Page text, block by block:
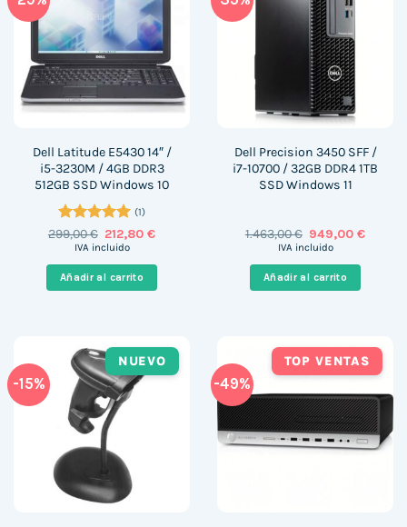
Dell Latitude E5430 14″ /
i5-3230M / 4GB DDR3
512GB SSD Windows 10
Valorado
con5de 5
(1)
299,00€ El
precio
era:
299,00 €.
212,80€El
es:
IVA incluido
Añadir al carrito
Dell Precision 3450 SFF /
i7-10700 / 32GB DDR4 1TB
SSD Windows 11
1.463,00€ El
precio
era:
1.463,00 €.
949,00€El
IVA incluido
Añadir al carrito
-15%
NUEVO
-49%
TOP VENTAS